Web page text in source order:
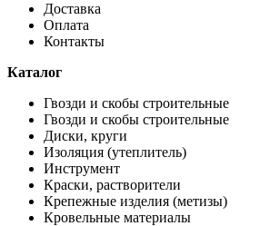
Доставка
Оплата
Контакты
Каталог
Гвозди и скобы строительные
Гвозди и скобы строительные
Диски, круги
Изоляция (утеплитель)
Инструмент
Краски, растворители
Крепежные изделия (метизы)
Кровельные материалы